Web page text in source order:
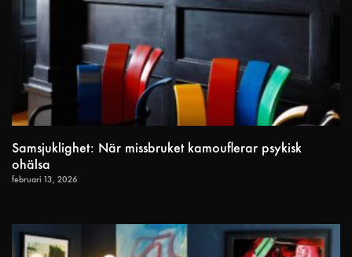
Samsjuklighet: När missbruket kamouflerar psykisk
ohälsa
februari 13, 2026